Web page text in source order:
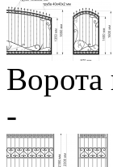
Ворота
-